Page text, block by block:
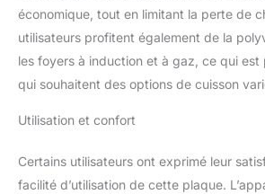
économique, tout en limitant la perte de
utilisateurs profitent également de la
les foyers à induction et à gaz, ce qui
qui souhaitent des options de cuisson
Utilisation et confort
Certains utilisateurs ont exprimé leur
facilité d’utilisation de cette plaque.